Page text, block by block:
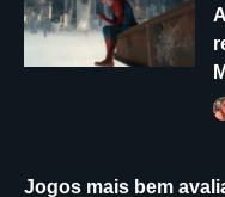
Jogos mais bem